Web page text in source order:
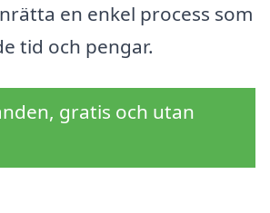
en enkel process som
tid och pengar.
gratis och utan